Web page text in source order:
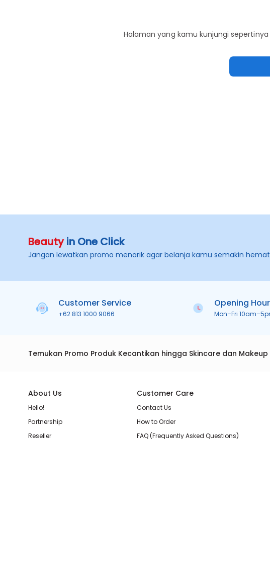
Halaman yang kamu kunjungi
Beautyin One Click
Jangan lewatkan promo menarik agar belanja kamu semakin
Customer Service
+62 813 1000 9066
Opening
Mon–Fri
Temukan Promo Produk Kecantikan hingga Skincare dan
About Us
Hello!
Partnership
Reseller
Customer Care
Contact Us
How to Order
FAQ (Frequently Asked Questions)